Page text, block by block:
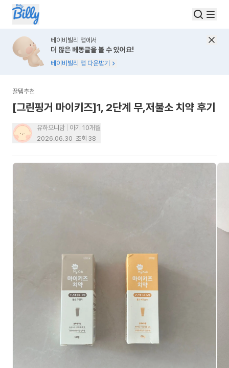
베이비빌리 앱에서
더 많은 베동글을 볼 수 있어요!
베이비빌리 앱 다운받기
꿀템추천
[그린핑거 마이키즈]1, 2단계 무,저불소 치약 후기
유하으니맘
아기 10개월
2026.06.30 조회 38